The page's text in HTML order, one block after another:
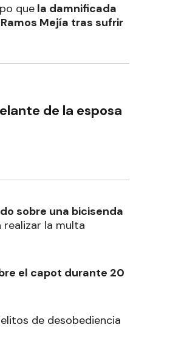
que la damnificada
Mejía tras sufrir
de la esposa
sobre una bicisenda
la multa
el capot durante 20
de desobediencia